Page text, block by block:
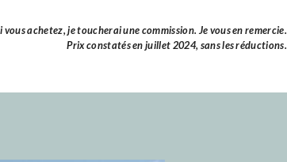
achetez, je toucherai une commission. Je vous en remercie.
Prix constatés en juillet 2024, sans les réductions.